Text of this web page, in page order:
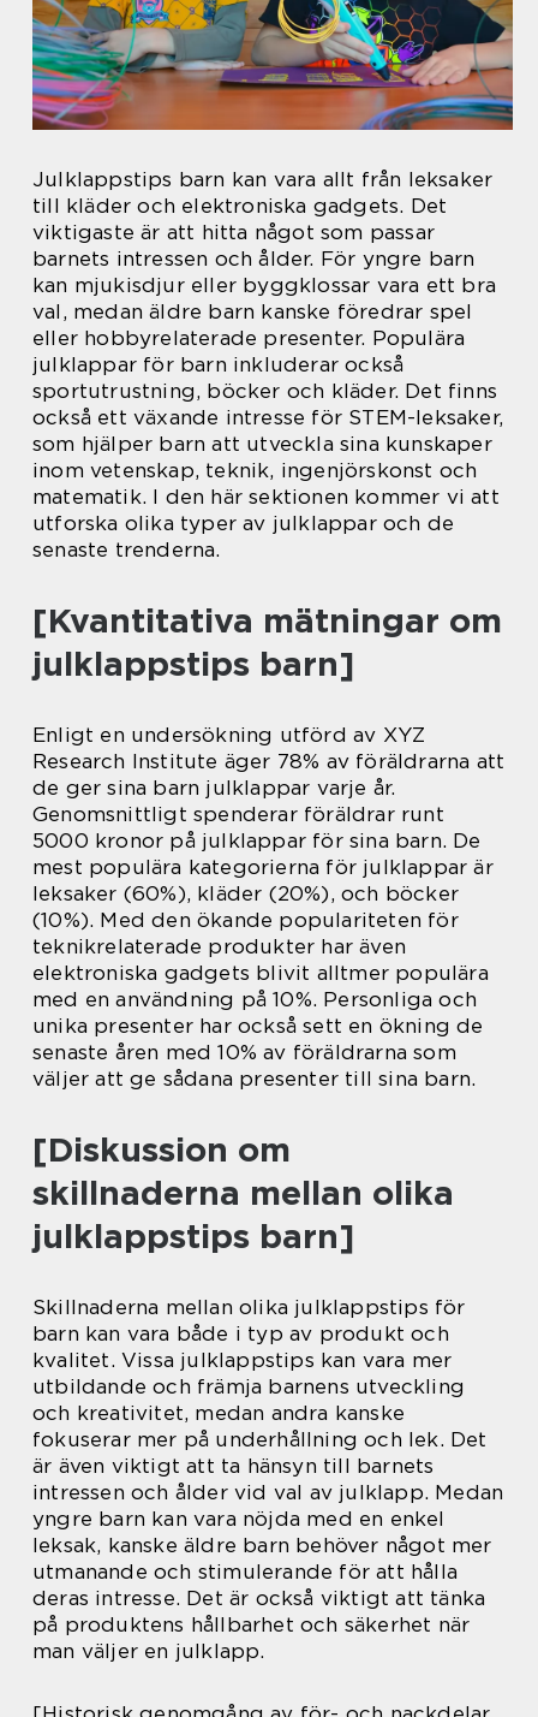
Julklappstips barn kan vara allt från leksaker
till kläder och elektroniska gadgets. Det
viktigaste är att hitta något som passar
barnets intressen och ålder. För yngre barn
kan mjukisdjur eller byggklossar vara ett bra
val, medan äldre barn kanske föredrar spel
eller hobbyrelaterade presenter. Populära
julklappar för barn inkluderar också
sportutrustning, böcker och kläder. Det finns
också ett växande intresse för STEM-leksaker,
som hjälper barn att utveckla sina kunskaper
inom vetenskap, teknik, ingenjörskonst och
matematik. I den här sektionen kommer vi att
utforska olika typer av julklappar och de
senaste trenderna.
[Kvantitativa mätningar om
julklappstips barn]
Enligt en undersökning utförd av XYZ
Research Institute äger 78% av föräldrarna att
de ger sina barn julklappar varje år.
Genomsnittligt spenderar föräldrar runt
5000 kronor på julklappar för sina barn. De
mest populära kategorierna för julklappar är
leksaker (60%), kläder (20%), och böcker
(10%). Med den ökande populariteten för
teknikrelaterade produkter har även
elektroniska gadgets blivit alltmer populära
med en användning på 10%. Personliga och
unika presenter har också sett en ökning de
senaste åren med 10% av föräldrarna som
väljer att ge sådana presenter till sina barn.
[Diskussion om
skillnaderna mellan olika
julklappstips barn]
Skillnaderna mellan olika julklappstips för
barn kan vara både i typ av produkt och
kvalitet. Vissa julklappstips kan vara mer
utbildande och främja barnens utveckling
och kreativitet, medan andra kanske
fokuserar mer på underhållning och lek. Det
är även viktigt att ta hänsyn till barnets
intressen och ålder vid val av julklapp. Medan
yngre barn kan vara nöjda med en enkel
leksak, kanske äldre barn behöver något mer
utmanande och stimulerande för att hålla
deras intresse. Det är också viktigt att tänka
på produktens hållbarhet och säkerhet när
man väljer en julklapp.